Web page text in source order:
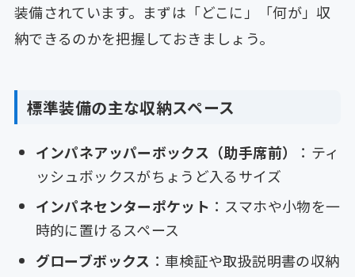
装備されています。まずは「どこに」「何が」収
納できるのかを把握しておきましょう。
標準装備の主な収納スペース
インパネアッパーボックス（助手席前）
：ティ
ッシュボックスがちょうど入るサイズ
インパネセンターポケット ：スマホや小物を一
時的に置けるスペース
グローブボックス ：車検証や取扱説明書の収納